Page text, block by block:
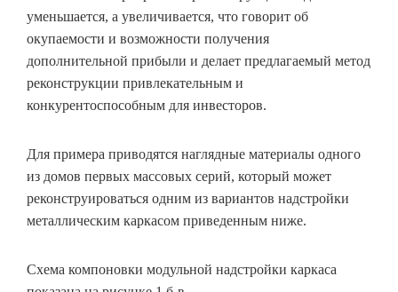
уменьшается, а увеличивается, что говорит об
окупаемости и возможности получения
дополнительной прибыли и делает предлагаемый метод
реконструкции привлекательным и
конкурентоспособным для инвесторов.
Для примера приводятся наглядные материалы одного
из домов первых массовых серий, который может
реконструироваться одним из вариантов надстройки
металлическим каркасом приведенным ниже.
Схема компоновки модульной надстройки каркаса